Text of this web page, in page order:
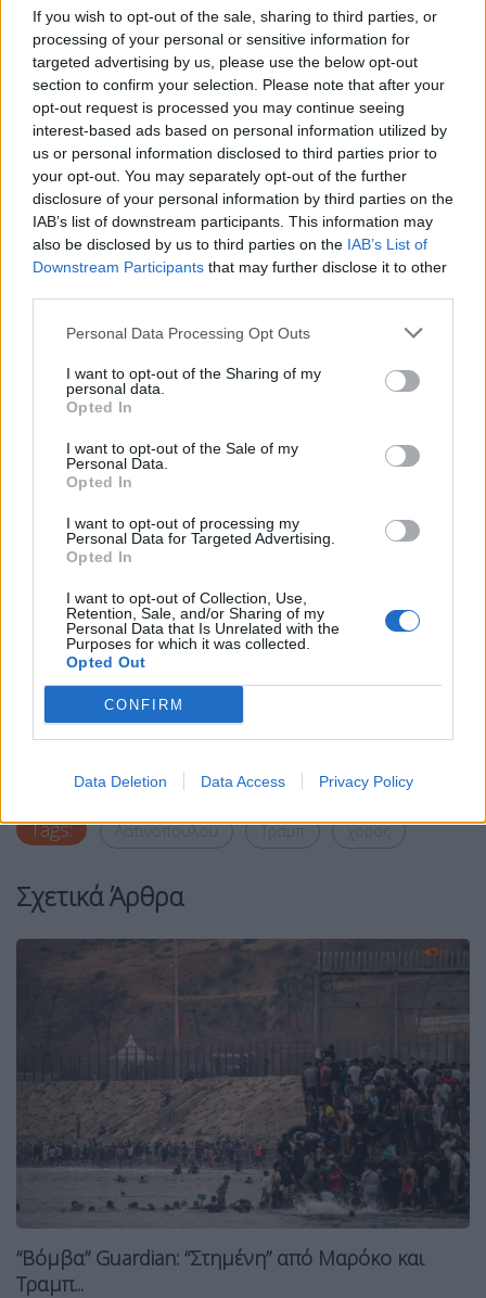
If you wish to opt-out of the sale, sharing to third parties, or
processing of your personal or sensitive information for
targeted advertising by us, please use the below opt-out
section to confirm your selection. Please note that after your
opt-out request is processed you may continue seeing
interest-based ads based on personal information utilized by
us or personal information disclosed to third parties prior to
your opt-out. You may separately opt-out of the further
disclosure of your personal information by third parties on the
IAB’s list of downstream participants. This information may
also be disclosed by us to third parties on the IAB’s List of
Downstream Participants that may further disclose it to other
Personal Data Processing Opt Outs
I want to opt-out of the Sharing of my
personal data.
Opted In
I want to opt-out of the Sale of my
Personal Data.
Opted In
I want to opt-out of processing my
Personal Data for Targeted Advertising.
Opted In
I want to opt-out of Collection, Use,
Retention, Sale, and/or Sharing of my
Personal Data that Is Unrelated with the
Purposes for which it was collected.
Opted Out
CONFIRM
Data Deletion Data Access Privacy Policy
Facebook
Tags: Λατινοπουλου Τραμπ χορος
Σχετικά Άρθρα
“Βόμβα” Guardian: “Στημένη” από Μαρόκο και
Τραμπ...